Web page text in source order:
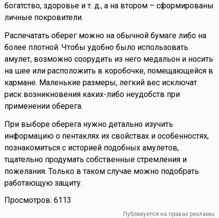
богатство, здоровье и т. д., а на втором – сформированы
личные покровители.
Распечатать оберег можно на обычной бумаге либо на
более плотной. Чтобы удобно было использовать
амулет, возможно соорудить из него медальон и носить
на шее или расположить в коробочке, помещающейся в
кармане. Маленькие размеры, легкий вес исключат
риск возникновения каких-либо неудобств при
применении оберега.
При выборе оберега нужно детально изучить
информацию о пентаклях их свойствах и особенностях,
познакомиться с историей подобных амулетов,
тщательно продумать собственные стремления и
пожелания. Только в таком случае можно подобрать
работающую защиту.
Просмотров: 6113
Публикуется на правах рекламы